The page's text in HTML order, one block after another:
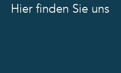
Hier finden Sie uns